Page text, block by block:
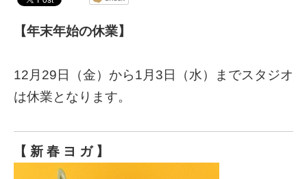
【年末年始の休業】
12月29日（金）から1月3日（水）までスタジオ
は休業となります。
【 新 春 ヨ ガ 】